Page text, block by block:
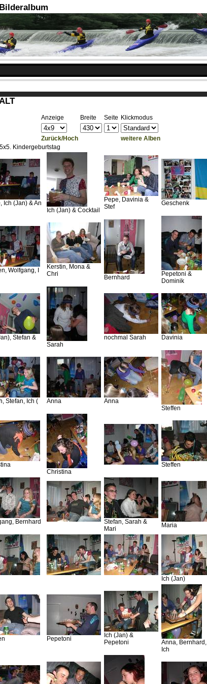
Anzeige Breite Seite Klickmodus
Zurück/Hoch
weitere Alben
Kindergeburtstag
Ich (Jan) & An
Ich (Jan) & Cocktail
Pepe, Davinia &
Stef
Geschenk
Wolfgang, I
Kerstin, Mona &
Chri
Bernhard
Pepetoni &
Dominik
Stefan &
Sarah
nochmal Sarah Davinia
Stefan, Ich ( Anna
Anna
Steffen
Christina
Steffen
Bernhard
Stefan, Sarah &
Mari
Maria
Ich (Jan)
Pepetoni
Ich (Jan) &
Pepetoni
Anna, Bernhard,
Ich